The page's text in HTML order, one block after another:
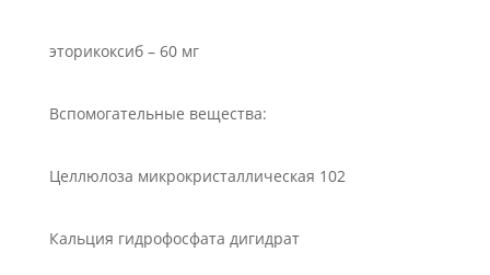
эторикоксиб – 60 мг
Вспомогательные вещества:
Целлюлоза микрокристаллическая 102
Кальция гидрофосфата дигидрат